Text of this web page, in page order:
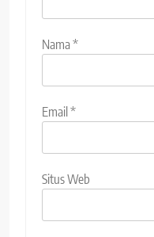
Nama*
Email*
Situs Web